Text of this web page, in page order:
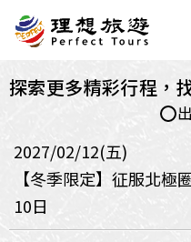
探索更多精彩行程，
2027/02/12(五)
【冬季限定】征服北極
10日